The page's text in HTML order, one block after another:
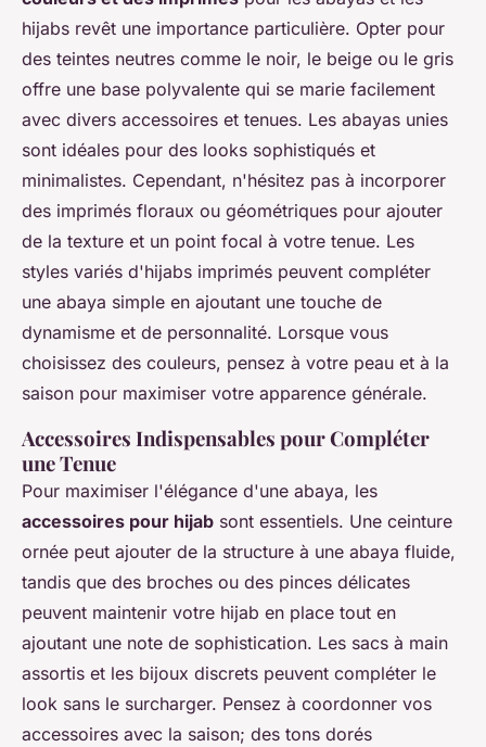
hijabs revêt une importance particulière. Opter pour
des teintes neutres comme le noir, le beige ou le gris
offre une base polyvalente qui se marie facilement
avec divers accessoires et tenues. Les abayas unies
sont idéales pour des looks sophistiqués et
minimalistes. Cependant, n'hésitez pas à incorporer
des imprimés floraux ou géométriques pour ajouter
de la texture et un point focal à votre tenue. Les
styles variés d'hijabs imprimés peuvent compléter
une abaya simple en ajoutant une touche de
dynamisme et de personnalité. Lorsque vous
choisissez des couleurs, pensez à votre peau et à la
saison pour maximiser votre apparence générale.
Accessoires Indispensables pour Compléter
une Tenue
Pour maximiser l'élégance d'une abaya, les
accessoires pour hijab sont essentiels. Une ceinture
ornée peut ajouter de la structure à une abaya fluide,
tandis que des broches ou des pinces délicates
peuvent maintenir votre hijab en place tout en
ajoutant une note de sophistication. Les sacs à main
assortis et les bijoux discrets peuvent compléter le
look sans le surcharger. Pensez à coordonner vos
accessoires avec la saison; des tons dorés